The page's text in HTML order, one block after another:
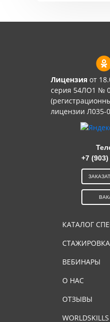
Лицензияот
серия 54ЛО1 №
лицензии Л035-
КАТАЛОГ
СТАЖИРОВКА
ВЕБИНАРЫ
О НАС
ОТЗЫВЫ
WORLDSKILLS
+7